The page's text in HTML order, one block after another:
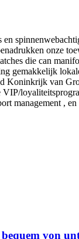
en
onze
die can
gemakkelijk
Koninkrijk van
management ,
von